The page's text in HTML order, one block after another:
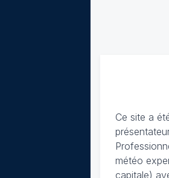
Ce site a
météo
capitale)